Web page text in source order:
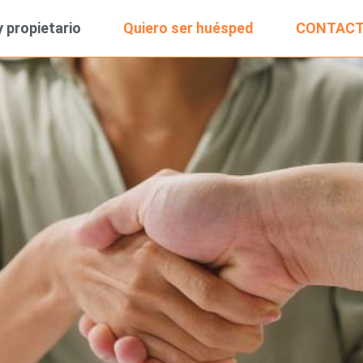
propietario Quiero ser huésped